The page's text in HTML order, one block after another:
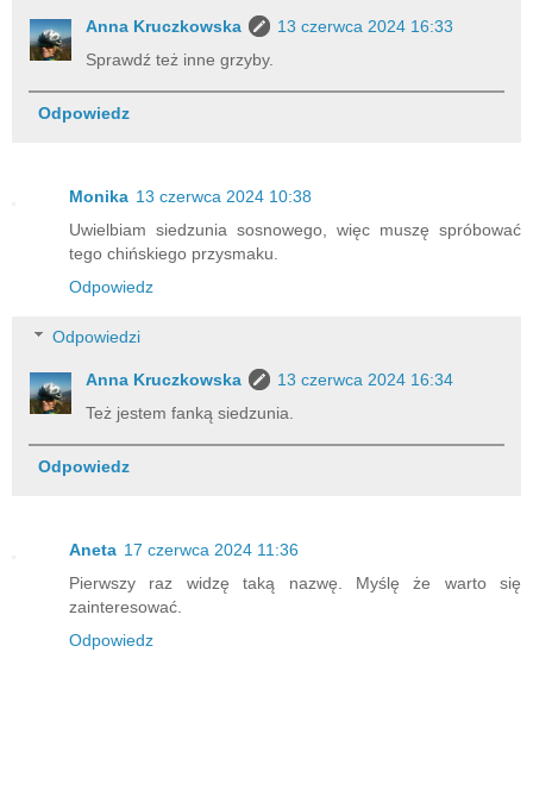
Anna Kruczkowska
13 czerwca 2024 16:33
Sprawdź też inne grzyby.
Odpowiedz
Monika 13 czerwca 2024 10:38
Uwielbiam siedzunia sosnowego, więc muszę spróbować
tego chińskiego przysmaku.
Odpowiedz
Odpowiedzi
Anna Kruczkowska
13 czerwca 2024 16:34
Też jestem fanką siedzunia.
Odpowiedz
Aneta 17 czerwca 2024 11:36
Pierwszy raz widzę taką nazwę. Myślę że warto się
zainteresować.
Odpowiedz